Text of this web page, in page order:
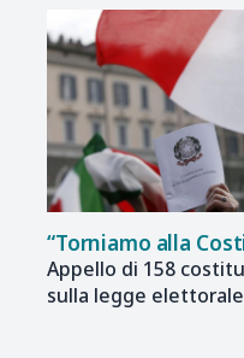
“Torniamo alla
Appello di 158
sulla legge elettorale